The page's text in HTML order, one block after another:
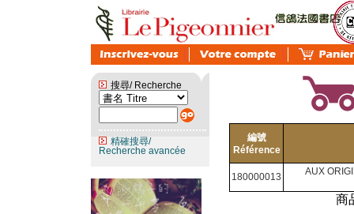
搜尋/ Recherche
精確搜尋/
Recherche avancée
編號
Référence
180000013 AUX
商